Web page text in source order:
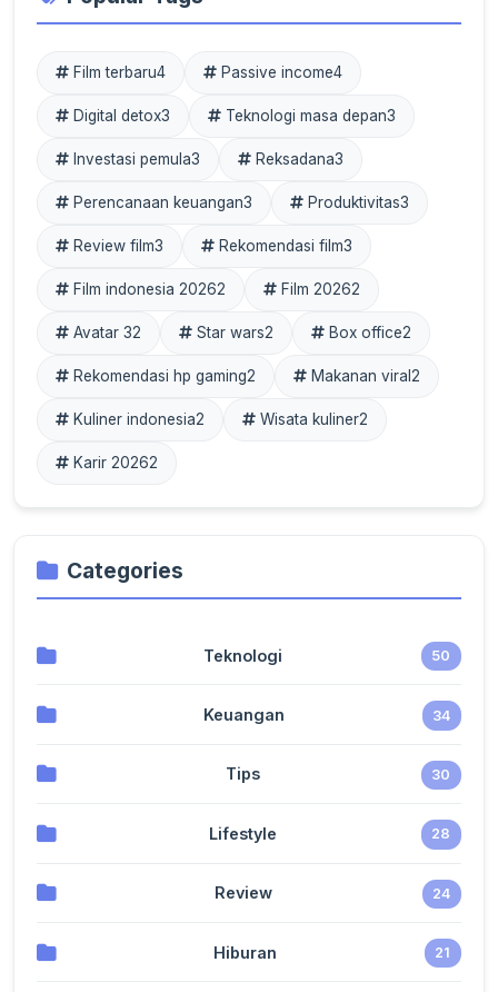
Film terbaru4 Passive income4
Digital detox3 Teknologi masa depan3
Investasi pemula3 Reksadana3
Perencanaan keuangan3 Produktivitas3
Review film3 Rekomendasi film3
Film indonesia 20262 Film 20262
Avatar 32 Star wars2 Box office2
Rekomendasi hp gaming2 Makanan viral 2
Kuliner indonesia2 Wisata kuliner2
Karir 20262
Categories
Teknologi 50
Keuangan 34
Tips 30
Lifestyle 28
Review 24
Hiburan 21